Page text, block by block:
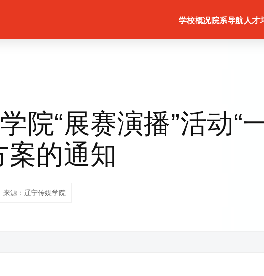
学校概况院系导航 人才
院“展赛演播”活动“
案的通知
来源：辽宁传媒学院